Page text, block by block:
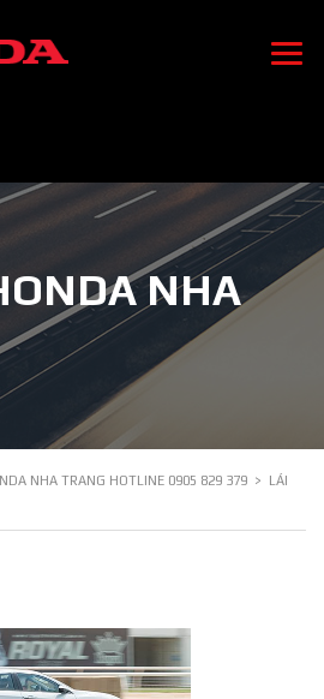
NHA
NHA TRANG HOTLINE 0905 829 379 >
LÁI